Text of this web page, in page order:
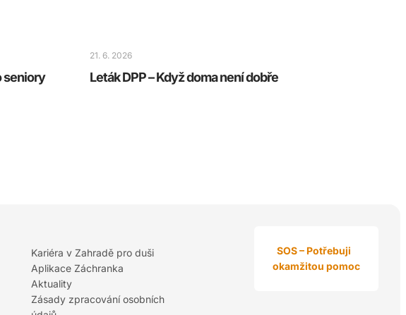
seniory
21. 6. 2026
Leták DPP – Když doma není dobře
Kariéra v Zahradě pro duši
Aplikace Záchranka
Aktuality
Zásady zpracování osobních
SOS – Potřebuji
okamžitou pomoc